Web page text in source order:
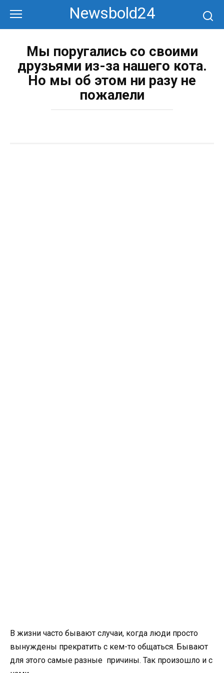
контенту
Newsbold24
Мы поругались со своими
друзьями из-за нашего кота.
Но мы об этом ни разу не
пожалели
В жизни часто бывают случаи, когда люди просто
вынуждены прекратить с кем-то общаться. Бывают
для этого самые разные причины. Так произошло и с